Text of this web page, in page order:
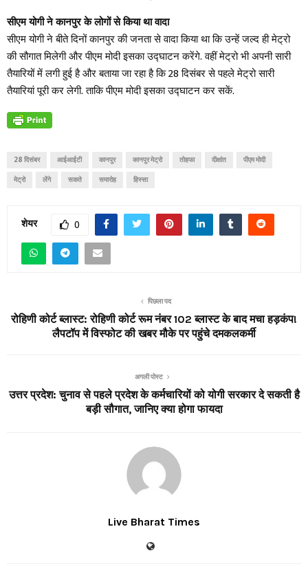
सीएम योगी ने कानपुर के लोगों से किया था वादा
सीएम योगी ने बीते दिनों कानपुर की जनता से वादा किया था कि उन्हें जल्द ही मेट्रो
की सौगात मिलेगी और पीएम मोदी इसका उद्घाटन करेंगे. वहीं मेट्रो भी अपनी सारी
तैयारियों में लगी हुई है और बताया जा रहा है कि 28 दिसंबर से पहले मेट्रो सारी
तैयारियां पूरी कर लेगी. ताकि पीएम मोदी इसका उद्घाटन कर सकें.
28 दिसंबर आईआईटी कानपुर कानपुर मेट्रो तोहफा दीक्षांत पीएम मोदी
मेट्रो लेंगे सकते समारोह हिस्सा
शेयर 0
पिछला पद
रोहिणी कोर्ट ब्लास्ट: रोहिणी कोर्ट रूम नंबर 102 ब्लास्ट के बाद मचा हड़कंप!
लैपटॉप में विस्फोट की खबर मौके पर पहुंचे दमकलकर्मी
अगली पोस्ट
उत्तर प्रदेश: चुनाव से पहले प्रदेश के कर्मचारियों को योगी सरकार दे सकती है
बड़ी सौगात, जानिए क्या होगा फायदा
Live Bharat Times